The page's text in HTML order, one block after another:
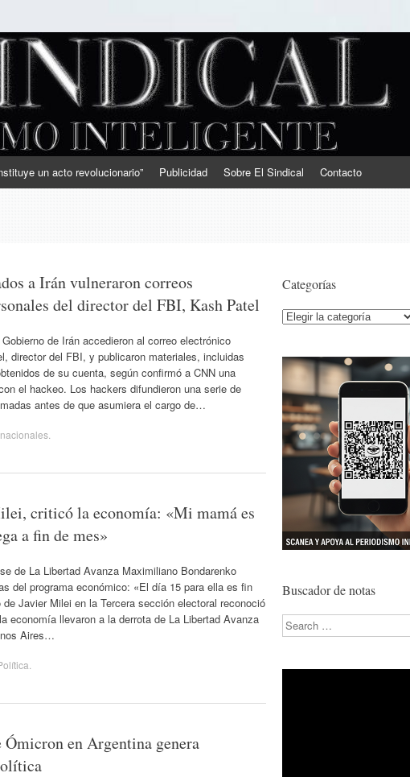
un acto revolucionario” Publicidad Sobre El Sindical Contacto
a Irán vulneraron correos
del director del FBI, Kash Patel
de Irán accedieron al correo electrónico
director del FBI, y publicaron materiales, incluidas
de su cuenta, según confirmó a CNN una
el hackeo. Los hackers difundieron una serie de
antes de que asumiera el cargo de…
criticó la economía: «Mi mamá es
a fin de mes»
de La Libertad Avanza Maximiliano Bondarenko
del programa económico: «El día 15 para ella es fin
Javier Milei en la Tercera sección electoral reconoció
economía llevaron a la derrota de La Libertad Avanza
Aires…
Ómicron en Argentina genera
Categorías
Categorías
Buscador de notas
Search